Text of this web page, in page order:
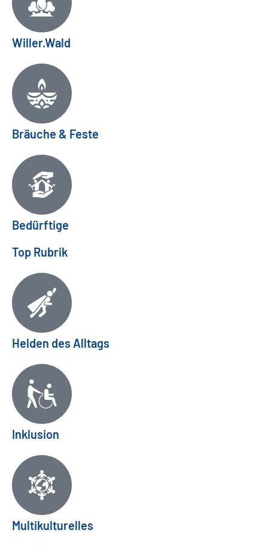
Willer.Wald
Bräuche & Feste
Bedürftige
Top Rubrik
Helden des Alltags
Inklusion
Multikulturelles